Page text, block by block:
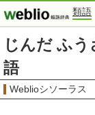
類語
じんだ ふ
語
Weblioシソーラス